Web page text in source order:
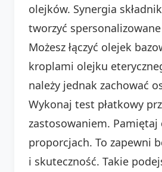
olejków. Synergia
tworzyć spersonalizowane
Możesz łączyć olejek
kroplami olejku
należy jednak zachować
Wykonaj test płatkowy
zastosowaniem. Pamiętaj
proporcjach. To zapewni
i skuteczność. Takie